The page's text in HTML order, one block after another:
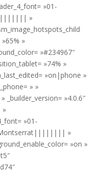
»01-
»
»
»#234967″
»74% »
»on|phone »
» »
_builder_version= »4.0.6″
»01-
»
»on »